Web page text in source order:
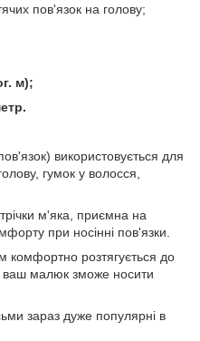
пов'язок на голову;
м);
використовується для
гумок у волосся,
м'яка, приємна на
при носінні пов'язки.
комфортно розтягується до
ваш малюк зможе носити
зараз дуже популярні в